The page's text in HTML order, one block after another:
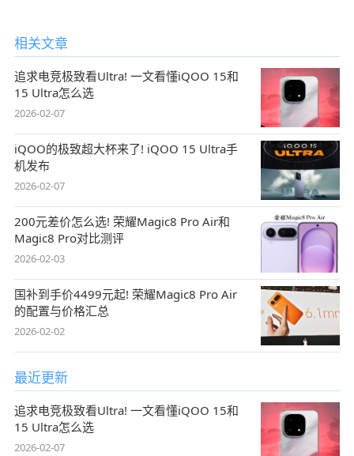
相关文章
追求电竞极致看Ultra! 一文看懂iQOO 15和
15 Ultra怎么选
2026-02-07
iQOO的极致超大杯来了! iQOO 15 Ultra手
机发布
2026-02-07
200元差价怎么选! 荣耀Magic8 Pro Air和
Magic8 Pro对比测评
2026-02-03
国补到手价4499元起! 荣耀Magic8 Pro Air
的配置与价格汇总
2026-02-02
最近更新
追求电竞极致看Ultra! 一文看懂iQOO 15和
15 Ultra怎么选
2026-02-07